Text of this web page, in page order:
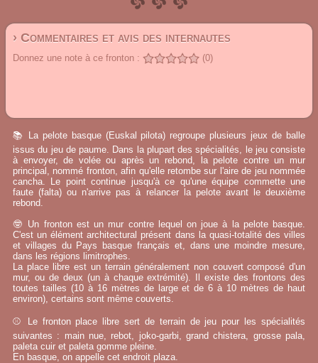
› Commentaires et avis des internautes
Donnez une note à ce fronton : (0)
📚 La pelote basque (Euskal pilota) regroupe plusieurs jeux de balle
issus du jeu de paume. Dans la plupart des spécialités, le jeu consiste
à envoyer, de volée ou après un rebond, la pelote contre un mur
principal, nommé fronton, afin qu'elle retombe sur l'aire de jeu nommée
cancha. Le point continue jusqu'à ce qu'une équipe commette une
faute (falta) ou n'arrive pas à relancer la pelote avant le deuxième
rebond.
🤓 Un fronton est un mur contre lequel on joue à la pelote basque.
C'est un élément architectural présent dans la quasi-totalité des villes
et villages du Pays basque français et, dans une moindre mesure,
dans les régions limitrophes.
La place libre est un terrain généralement non couvert composé d'un
mur, ou de deux (un à chaque extrémité). Il existe des frontons des
toutes tailles (10 à 16 mètres de large et de 6 à 10 mètres de haut
environ), certains sont même couverts.
⚾ Le fronton place libre sert de terrain de jeu pour les spécialités
suivantes : main nue, rebot, joko-garbi, grand chistera, grosse pala,
paleta cuir et paleta gomme pleine.
En basque, on appelle cet endroit plaza.